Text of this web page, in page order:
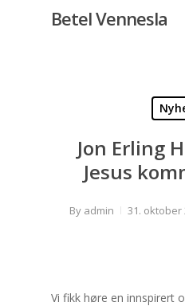
Betel Vennesla
Jon Erling
Jesus
By admin 31. oktober
Vi fikk høre en innspirert